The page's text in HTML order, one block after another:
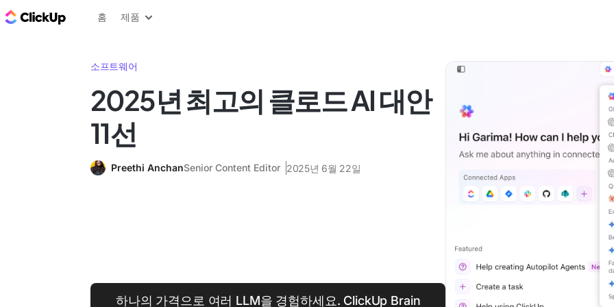
ClickUp 블로그
홈 제품
소프트웨어
2025년 최고의 클로드 AI 대안
11선
Preethi AnchanSenior Content Editor 2025년 6월 22일
하나의 가격으로 여러 LLM을 경험하세요. ClickUp Brain